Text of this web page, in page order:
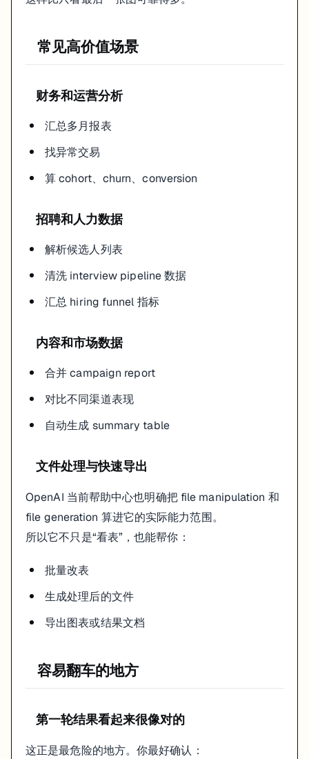
常见高价值场景
财务和运营分析
汇总多月报表
找异常交易
算 cohort、churn、conversion
招聘和人力数据
解析候选人列表
清洗 interview pipeline 数据
汇总 hiring funnel 指标
内容和市场数据
合并 campaign report
对比不同渠道表现
自动生成 summary table
文件处理与快速导出
OpenAI 当前帮助中心也明确把 file manipulation 和
file generation 算进它的实际能力范围。
所以它不只是“看表”，也能帮你：
批量改表
生成处理后的文件
导出图表或结果文档
容易翻车的地方
第一轮结果看起来很像对的
这正是最危险的地方。你最好确认：